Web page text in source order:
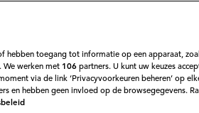
al helemaal! Probeer dit lekkere
hebben toegang tot informatie op een apparaat,
We werken met 106 partners. U kunt uw keuzes
via de link ‘Privacyvoorkeuren beheren’ op
en hebben geen invloed op de browsegegevens.